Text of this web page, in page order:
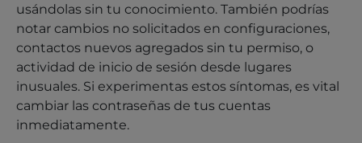
usándolas sin tu conocimiento. También podrías
notar cambios no solicitados en configuraciones,
contactos nuevos agregados sin tu permiso, o
actividad de inicio de sesión desde lugares
inusuales. Si experimentas estos síntomas, es vital
cambiar las contraseñas de tus cuentas
inmediatamente.